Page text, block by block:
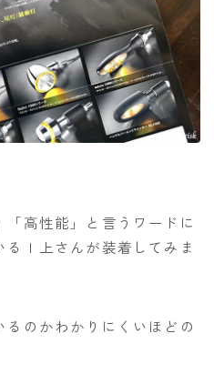
高性能」と言うワードに
Ｉ上さんが装着してみま
のかわかりにくいほどの